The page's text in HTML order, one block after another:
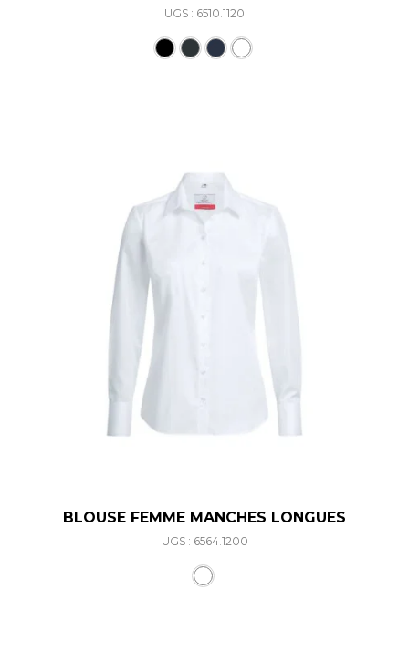
UGS : 6510.1120
BLOUSE FEMME MANCHES LONGUES
UGS : 6564.1200